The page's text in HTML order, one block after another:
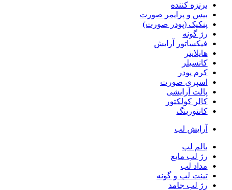
برنزه کننده
بیس و پرایمر صورت
پنکیک (پودر صورت)
رژ گونه
فیکساتور آرایش
هایلایتر
کانسیلر
کرم پودر
اسپری صورت
پالت آرایشی
کالر کولکتور
کانتورینگ
آرایش لب
بالم لب
رژ لب مایع
مداد لب
تینت لب و گونه
رژ لب جامد